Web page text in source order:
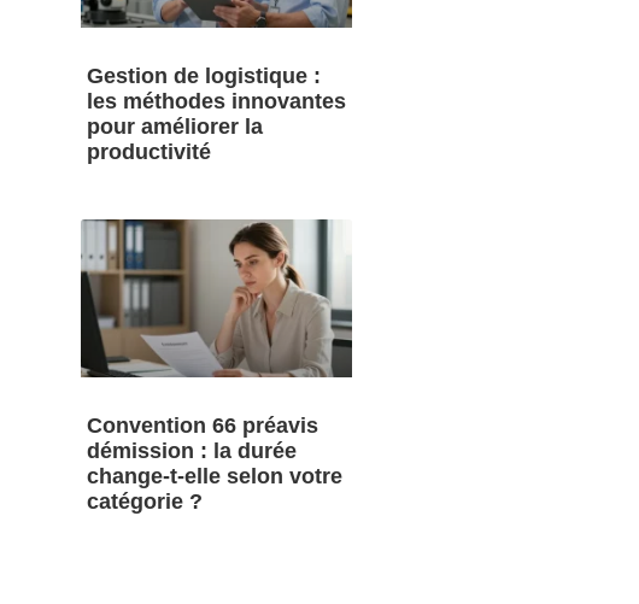
Gestion de logistique :
les méthodes innovantes
pour améliorer la
productivité
Convention 66 préavis
démission : la durée
change-t-elle selon votre
catégorie ?